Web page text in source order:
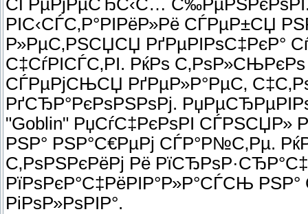
СЃРµРјРµСЂС‹С…
РІС‹СЃС‚Р°РІРёР»Рё СЃРµР±СЏ
Р»РµС‚РЅСЏСЏ РґРµРІРѕС‡РєР°
С‡СѓРІСЃС‚РІ. РќРѕ
СЃРµРјСЊСЏ РґРµР»Р°РµС‚
РґСЂР°РєРѕРЅРѕРј.
"Goblin" РџСѓС‡РєРѕРІ СЃРЅСЏР»
РЅР° РЅР°С€РµРј СЃР°Р№С‚Рµ.
С‚РѕРЅРєРёРј Рё
РїРѕРєР°С‡РёРІР°Р»Р°СЃСЊ
РіРѕР»РѕРІР°.